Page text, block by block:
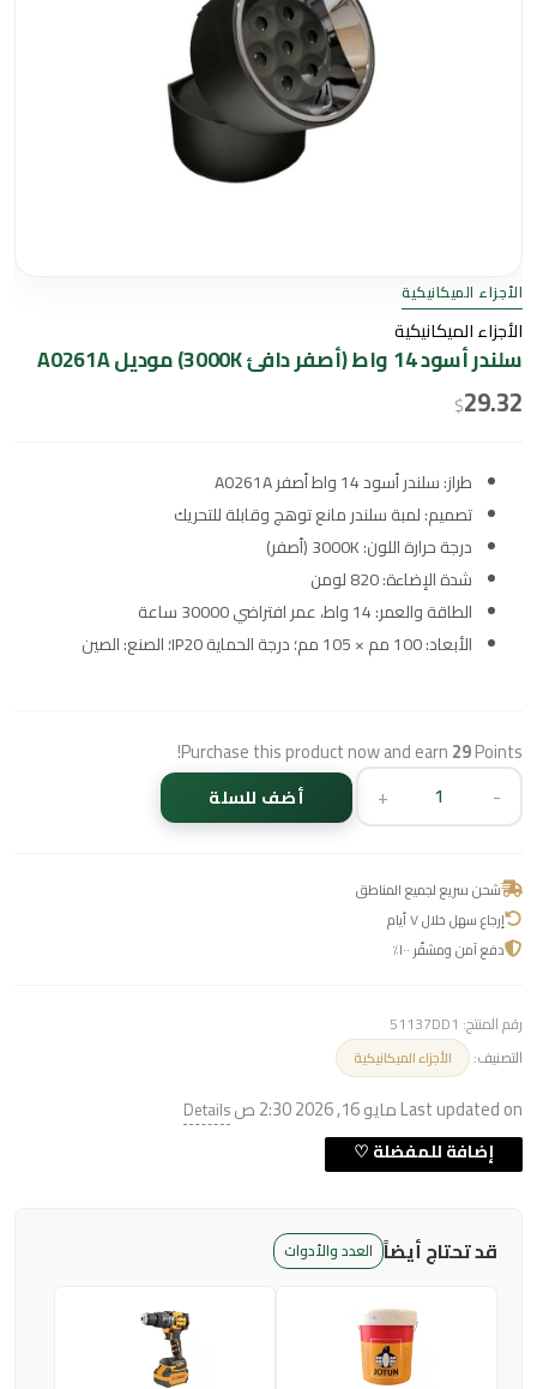
الأجزاء الميكانيكية
الأجزاء الميكانيكية
سلندر أسود 14 واط (أصفر دافئ 3000K) موديل A0261A
$29.32
طراز: سلندر أسود 14 واط أصفر A0261A
تصميم: لمبة سلندر مانع توهج وقابلة للتحريك
درجة حرارة اللون: 3000K (أصفر)
شدة الإضاءة: 820 لومن
الطاقة والعمر: 14 واط، عمر افتراضي 30000 ساعة
الأبعاد: 100 مم × 105 مم؛ درجة الحماية IP20؛ الصنع: الصين
Purchase this product now and earn29Points!
-
+ أضف للسلة
شحن سريع لجميع المناطق
إرجاع سهل خلال ٧ أيام
دفع آمن ومشفّر ١٠٠٪
رقم المنتج: 51137DD1
التصنيف:
الأجزاء الميكانيكية
Last updated on مايو 16, 2026 2:30 ص Details
قد تحتاج أيضاً العدد والأدوات